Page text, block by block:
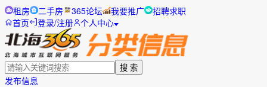
租房 二手房 365论坛 我要推广
招聘求职
首页
登录/注册 个人中心
搜 索
发布信息